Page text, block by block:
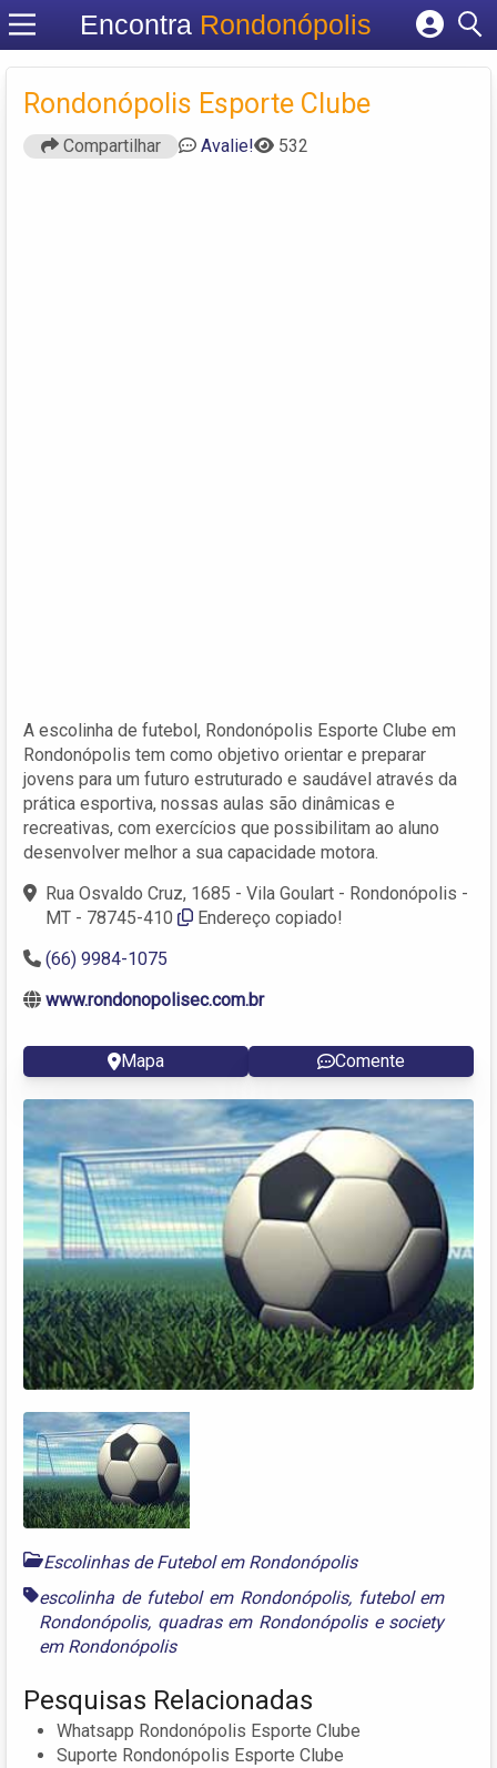
Encontra Rondonópolis
Cadastrar empresa
Criar conta
Rondonópolis Esporte Clube
Compartilhar Avalie! 532
A escolinha de futebol, Rondonópolis Esporte Clube em
Rondonópolis tem como objetivo orientar e preparar
jovens para um futuro estruturado e saudável através da
prática esportiva, nossas aulas são dinâmicas e
recreativas, com exercícios que possibilitam ao aluno
desenvolver melhor a sua capacidade motora.
Rua Osvaldo Cruz, 1685 - Vila Goulart - Rondonópolis -
MT - 78745-410
Endereço copiado!
(66) 9984-1075
www.rondonopolisec.com.br
Mapa Comente
Escolinhas de Futebol em Rondonópolis
escolinha de futebol em Rondonópolis, futebol em
Rondonópolis, quadras em Rondonópolise society
em Rondonópolis
Pesquisas Relacionadas
Whatsapp Rondonópolis Esporte Clube
Suporte Rondonópolis Esporte Clube